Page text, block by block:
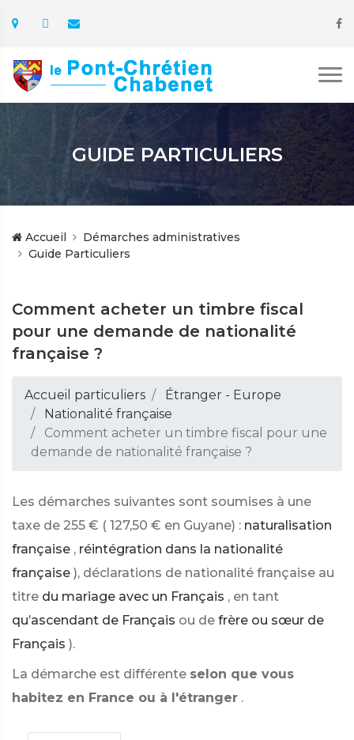
GUIDE PARTICULIERS
Accueil
Démarches administratives
Guide Particuliers
Comment acheter un timbre fiscal
pour une demande de nationalité
française ?
Accueil particuliers
Étranger - Europe
Nationalité française
Comment acheter un timbre fiscal pour une
demande de nationalité française ?
Les démarches suivantes sont soumises à une
taxe de 255 € ( 127,50 € en Guyane) : naturalisation
française , réintégration dans la nationalité
française ), déclarations de nationalité française au
titre du mariage avec un Français , en tant
qu’ascendant de Français ou de frère ou sœur de
Français ).
La démarche est différente selon que vous
habitez en France ou à l'étranger .